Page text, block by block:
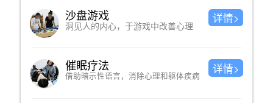
沙盘游戏
洞见人的内心，于游戏中改善心理
详情>
催眠疗法
借助暗示性语言，消除心理和躯体疾病
详情>